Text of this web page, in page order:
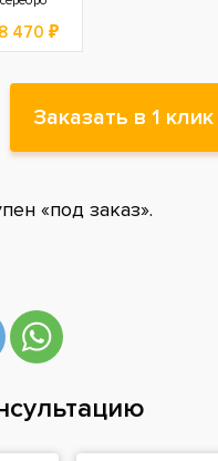
470 ₽
Заказать в 1 клик
«под заказ».